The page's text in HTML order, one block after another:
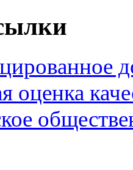
оценка